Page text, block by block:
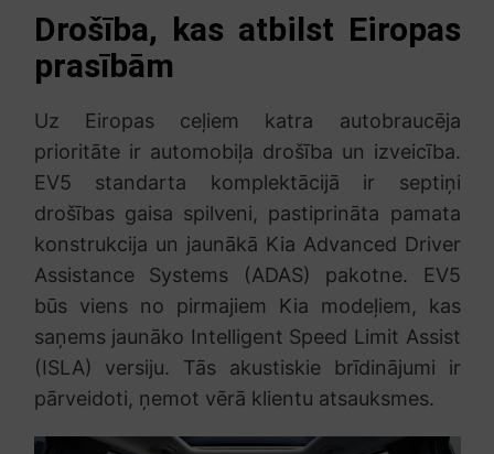
Drošība, kas atbilst Eiropas
prasībām
Uz Eiropas ceļiem katra autobraucēja
prioritāte ir automobiļa drošība un izveicība.
EV5 standarta komplektācijā ir septiņi
drošības gaisa spilveni, pastiprināta pamata
konstrukcija un jaunākā Kia Advanced Driver
Assistance Systems (ADAS) pakotne. EV5
būs viens no pirmajiem Kia modeļiem, kas
saņems jaunāko Intelligent Speed Limit Assist
(ISLA) versiju. Tās akustiskie brīdinājumi ir
pārveidoti, ņemot vērā klientu atsauksmes.